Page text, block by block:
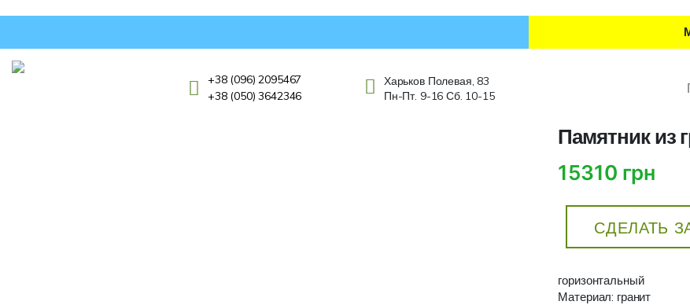
+38 (096) 2095467
+38 (050) 3642346
Харьков Полевая, 83
Пн-Пт. 9-16 Сб. 10-15
Памятник из
15310 грн
СДЕЛАТЬ
горизонтальный
Материал: гранит